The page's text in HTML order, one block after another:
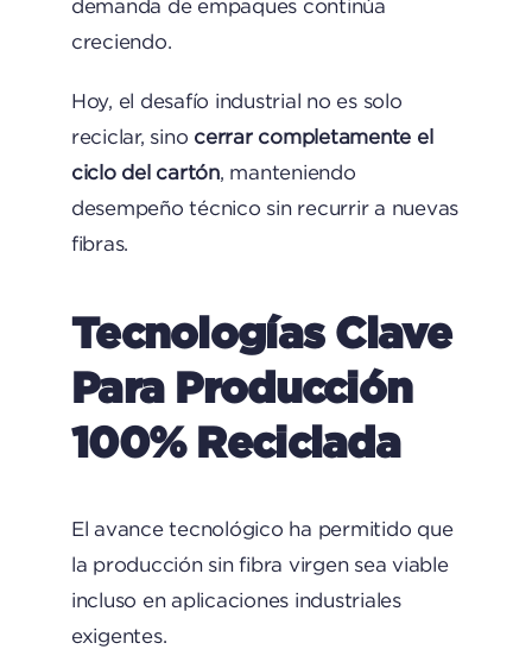
demanda de empaques continúa
creciendo.
Hoy, el desafío industrial no es solo
reciclar, sino cerrar completamente el
ciclo del cartón, manteniendo
desempeño técnico sin recurrir a nuevas
fibras.
Tecnologías Clave
Para Producción
100% Reciclada
El avance tecnológico ha permitido que
la producción sin fibra virgen sea viable
incluso en aplicaciones industriales
exigentes.